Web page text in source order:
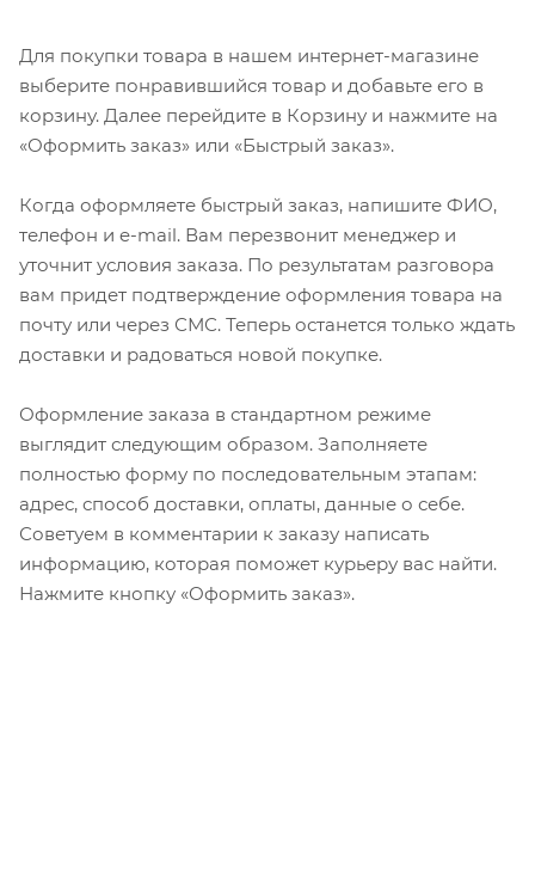
Для покупки товара в нашем интернет-магазине
выберите понравившийся товар и добавьте его в
корзину. Далее перейдите в Корзину и нажмите на
«Оформить заказ» или «Быстрый заказ».
Когда оформляете быстрый заказ, напишите ФИО,
телефон и e-mail. Вам перезвонит менеджер и
уточнит условия заказа. По результатам разговора
вам придет подтверждение оформления товара на
почту или через СМС. Теперь останется только ждать
доставки и радоваться новой покупке.
Оформление заказа в стандартном режиме
выглядит следующим образом. Заполняете
полностью форму по последовательным этапам:
адрес, способ доставки, оплаты, данные о себе.
Советуем в комментарии к заказу написать
информацию, которая поможет курьеру вас найти.
Нажмите кнопку «Оформить заказ».